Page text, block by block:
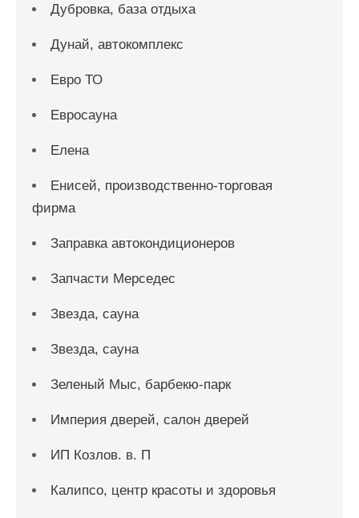
Дубровка, база отдыха
Дунай, автокомплекс
Евро ТО
Евросауна
Елена
Енисей, производственно-торговая
фирма
Заправка автокондиционеров
Запчасти Мерседес
Звезда, сауна
Звезда, сауна
Зеленый Мыс, барбекю-парк
Империя дверей, салон дверей
ИП Козлов. в. П
Калипсо, центр красоты и здоровья